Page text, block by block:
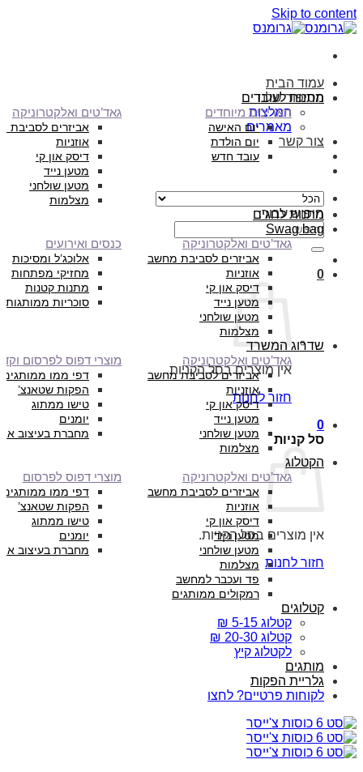
Skip to content
עמוד הבית
הסיפור שלנו
המלצות
מאמרים
צור קשר
חיפוש עבור:
0
אין מוצרים בסל הקניות.
חזור לחנות
0
סל קניות
אין מוצרים בסל הקניות.
חזור לחנות
מתנות לעובדים
תאריכים מיוחדים
יום האישה
יום הולדת
עובד חדש
גאד’טים ואלקטרוניקה
אביזרים לסביבת
אוזניות
דיסק און קי
מטען נייד
מטען שולחני
מצלמות
מתנות לחגים
Swag bag
גאד’טים ואלקטרוניקה
אביזרים לסביבת מחשב
אוזניות
דיסק און קי
מטען נייד
מטען שולחני
מצלמות
כנסים ואירועים
אלוכג’ל ומסיכות
מחזיקי מפתחות
מתנות קטנות
סוכריות ממותגות
שדרוג המשרד
גאד’טים ואלקטרוניקה
אביזרים לסביבת מחשב
אוזניות
דיסק און קי
מטען נייד
מטען שולחני
מצלמות
מוצרי דפוס לפרסום
דפי ממו ממותגים
הפקות שטאנצ’
טישו ממתוג
יומנים
מחברת בעיצוב
הקטלוג
גאד’טים ואלקטרוניקה
אביזרים לסביבת מחשב
אוזניות
דיסק און קי
מטען נייד
מטען שולחני
מצלמות
פד ועכבר למחשב
רמקולים ממותגים
מוצרי דפוס לפרסום
דפי ממו ממותגים
הפקות שטאנצ’
טישו ממתוג
יומנים
מחברת בעיצוב
קטלוגים
קטלוג 5-15 ₪
קטלוג 20-30 ₪
לקטלוג קיץ
מותגים
גלריית הפקות
לקוחות פרטיים? לחצו